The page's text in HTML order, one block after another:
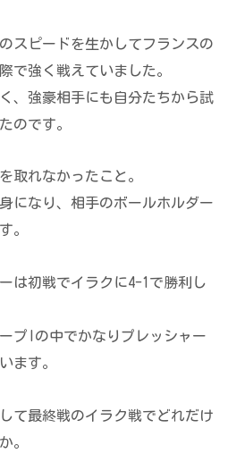
スピードを生かしてフランスの
で強く戦えていました。
、強豪相手にも自分たちから試
のです。
取れなかったこと。
になり、相手のボールホルダー
。
は初戦でイラクに4-1で勝利し
プIの中でかなりプレッシャー
ます。
て最終戦のイラク戦でどれだけ
。